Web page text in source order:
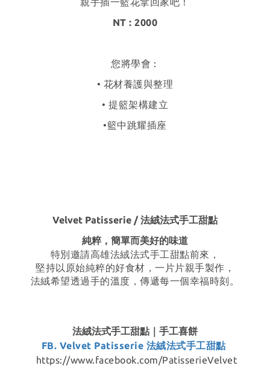
NT : 2000
您將學會 :
• 花材養護與整理
• 提籃架構建立
•籃中跳耀插座
Velvet Patisserie / 法絨法式手工甜點
純粹，簡單而美好的味道
特別邀請高雄法絨法式手工甜點前來，
堅持以原始純粹的好食材，一片片親手製作，
法絨希望透過手的溫度，傳遞每一個幸福時刻。
法絨法式手工甜點｜手工喜餅
FB. Velvet Patisserie 法絨法式手工甜點
https://www.facebook.com/PatisserieVelvet